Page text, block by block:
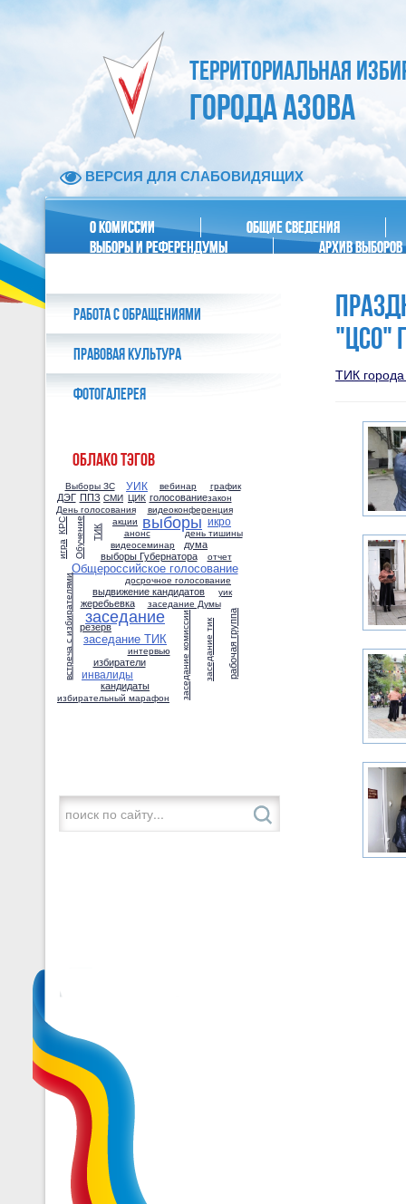
ВЕРСИЯ ДЛЯ СЛАБОВИДЯЩИХ
ТЕРРИТОРИАЛЬНАЯ
ГОРОДА АЗОВА
О КОМИССИИ
ОБЩИЕ СВЕДЕНИЯ
ВЫБОРЫ И РЕФЕРЕНДУМЫ
АРХИВ ВЫБОРОВ
РАБОТА С ОБРАЩЕНИЯМИ
ПРАВОВАЯ КУЛЬТУРА
ФОТОГАЛЕРЕЯ
ОБЛАКО ТЭГОВ
Выборы ЗС
ДЭГ
День голосования
КРС Обучение
Общероссийское голосование
ППЗ СМИ
ТИК
УИК
ЦИК
акции
анонс
вебинар
видеоконференция
видеосеминар
встреча с избирателями
выборы
выборы Губернатора
выдвижение кандидатов
голосование
график
день тишины
досрочное голосование
дума
жеребьевка
закон
заседание
заседание Думы
заседание ТИК заседание комиссии заседание тик
игра
избиратели
избирательный марафон
икро
инвалиды
интервью
кандидаты
отчет
рабочая группа
резерв
уик
"ЦСО"
ТИК